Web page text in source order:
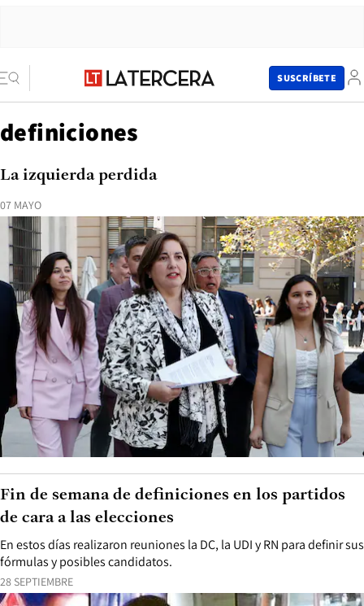
SUSCRÍBETE
definiciones
07 MAYO
La izquierda perdida
28 SEPTIEMBRE
En estos días realizaron reuniones la DC, la UDI y RN para definir sus
fórmulas y posibles candidatos.
Fin de semana de definiciones en los partidos
de cara a las elecciones